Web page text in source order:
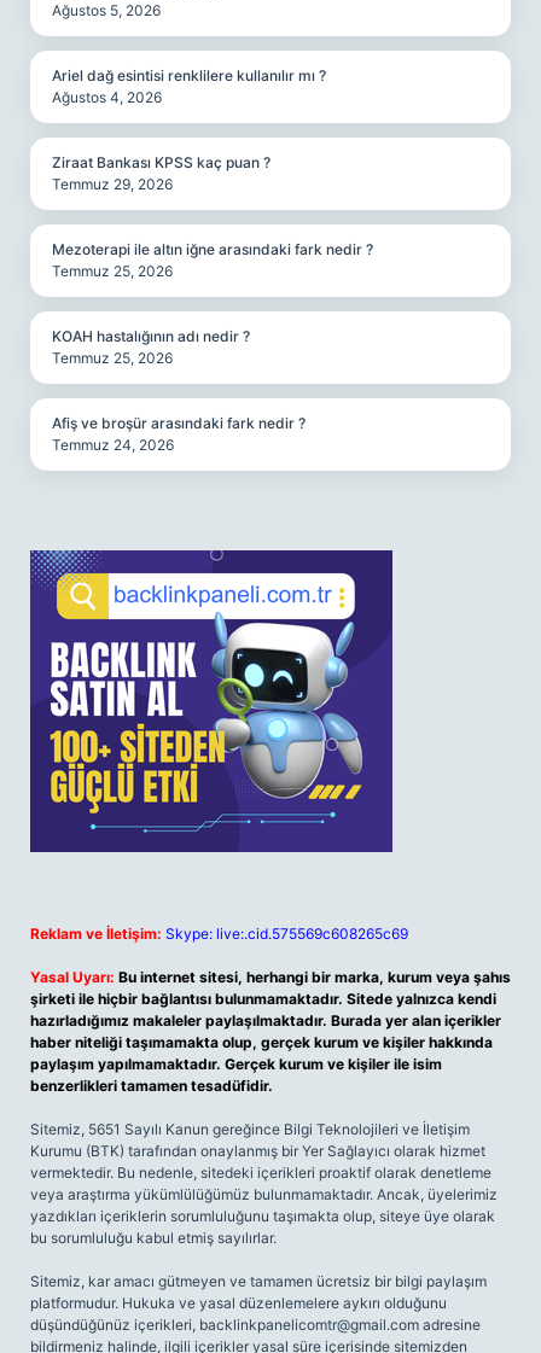
Ağustos 5, 2026
Ariel dağ esintisi renklilere kullanılır mı ?
Ağustos 4, 2026
Ziraat Bankası KPSS kaç puan ?
Temmuz 29, 2026
Mezoterapi ile altın iğne arasındaki fark nedir ?
Temmuz 25, 2026
KOAH hastalığının adı nedir ?
Temmuz 25, 2026
Afiş ve broşür arasındaki fark nedir ?
Temmuz 24, 2026
Reklam ve İletişim: Skype: live:.cid.575569c608265c69
Yasal Uyarı: Bu internet sitesi, herhangi bir marka, kurum veya şahıs
şirketi ile hiçbir bağlantısı bulunmamaktadır. Sitede yalnızca kendi
hazırladığımız makaleler paylaşılmaktadır. Burada yer alan içerikler
haber niteliği taşımamakta olup, gerçek kurum ve kişiler hakkında
paylaşım yapılmamaktadır. Gerçek kurum ve kişiler ile isim
benzerlikleri tamamen tesadüfidir.
Sitemiz, 5651 Sayılı Kanun gereğince Bilgi Teknolojileri ve İletişim
Kurumu (BTK) tarafından onaylanmış bir Yer Sağlayıcı olarak hizmet
vermektedir. Bu nedenle, sitedeki içerikleri proaktif olarak denetleme
veya araştırma yükümlülüğümüz bulunmamaktadır. Ancak, üyelerimiz
yazdıkları içeriklerin sorumluluğunu taşımakta olup, siteye üye olarak
bu sorumluluğu kabul etmiş sayılırlar.
Sitemiz, kar amacı gütmeyen ve tamamen ücretsiz bir bilgi paylaşım
platformudur. Hukuka ve yasal düzenlemelere aykırı olduğunu
düşündüğünüz içerikleri, backlinkpanelicomtr@gmail.com adresine
bildirmeniz halinde, ilgili içerikler yasal süre içerisinde sitemizden